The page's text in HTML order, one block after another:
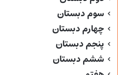
سوم دبستان
چهارم دبستان
پنجم دبستان
ششم دبستان